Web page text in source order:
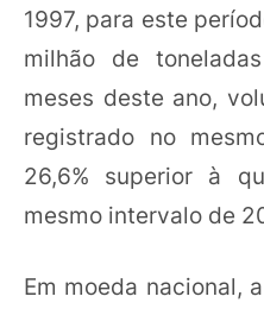
1997, para este
milhão de
meses deste ano,
registrado no
26,6% superior à
mesmo intervalo de
Em moeda nacional,